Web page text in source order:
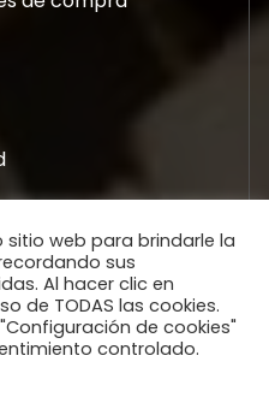
Derechos Reservados.
sitio web para brindarle la
sus
Al hacer clic en
de TODAS las cookies.
de cookies"
controlado.